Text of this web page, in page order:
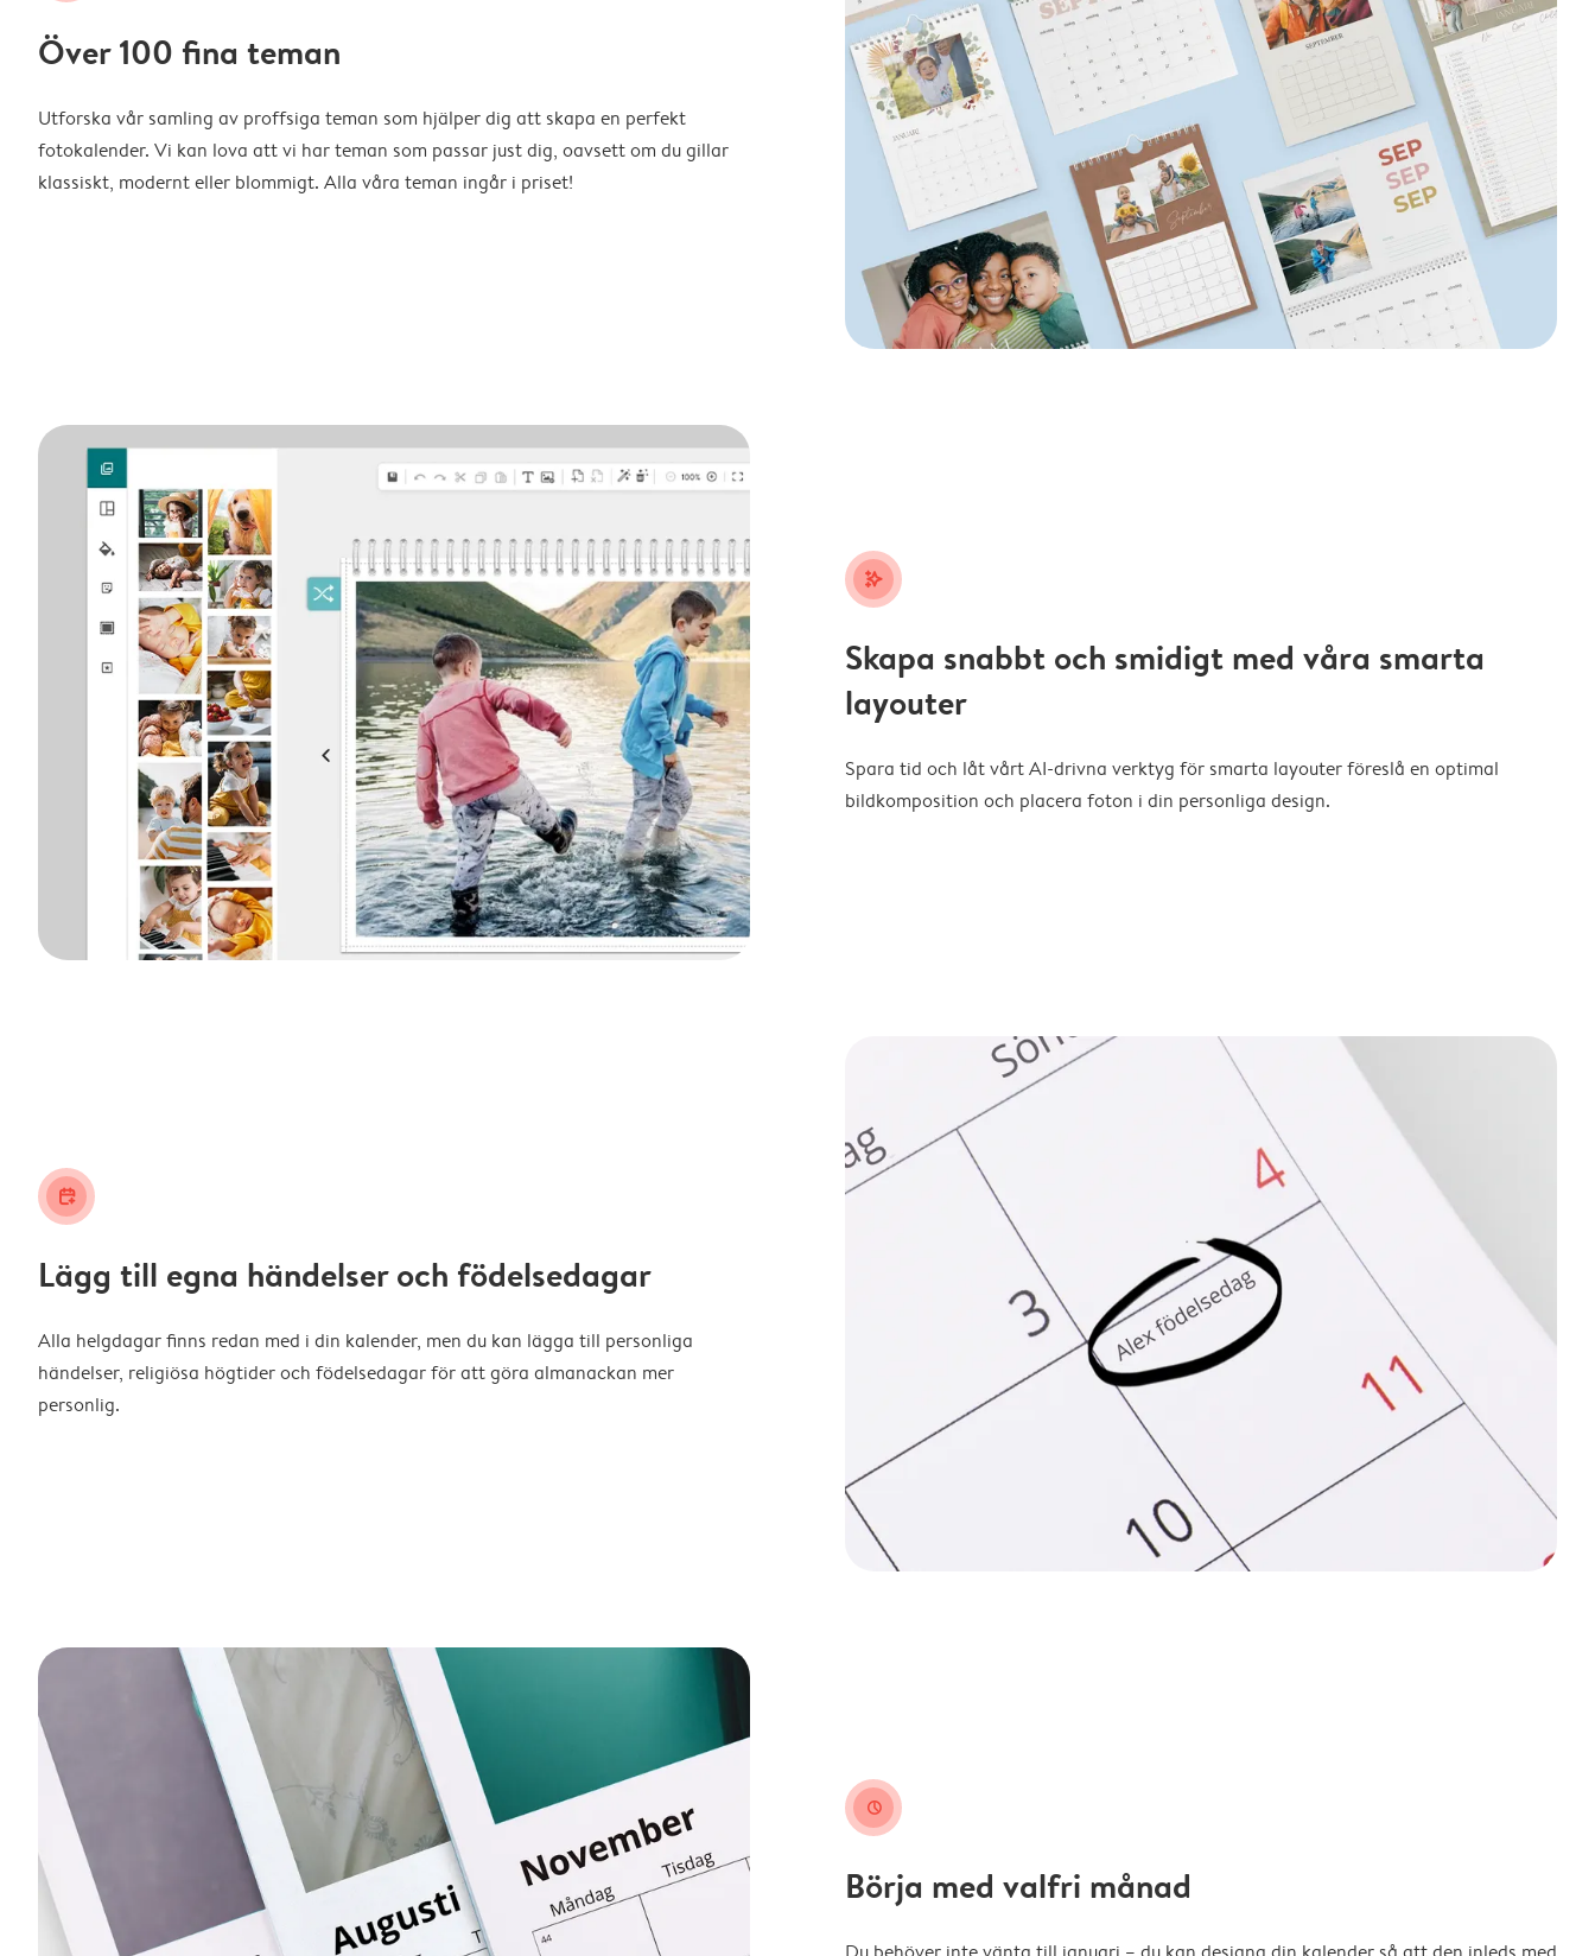
Över 100 fina teman
Utforska vår samling av proffsiga teman som hjälper dig att skapa en perfekt
fotokalender. Vi kan lova att vi har teman som passar just dig, oavsett om du gillar
klassiskt, modernt eller blommigt. Alla våra teman ingår i priset!
stars_plus
Skapa snabbt och smidigt med våra smarta
layouter
Spara tid och låt vårt AI-drivna verktyg för smarta layouter föreslå en optimal
bildkomposition och placera foton i din personliga design.
calendar_plus
Lägg till egna händelser och födelsedagar
Alla helgdagar finns redan med i din kalender, men du kan lägga till personliga
händelser, religiösa högtider och födelsedagar för att göra almanackan mer
personlig.
clock
Börja med valfri månad